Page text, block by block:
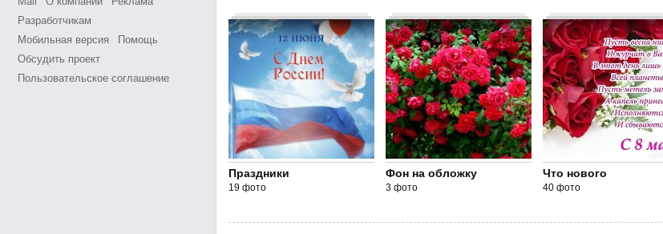
Разработчикам
Мобильная версия
Помощь
Обсудить проект
Пользовательское соглашение
Праздники
19 фото
Фон на обложку
3 фото
Что нового
40 фото